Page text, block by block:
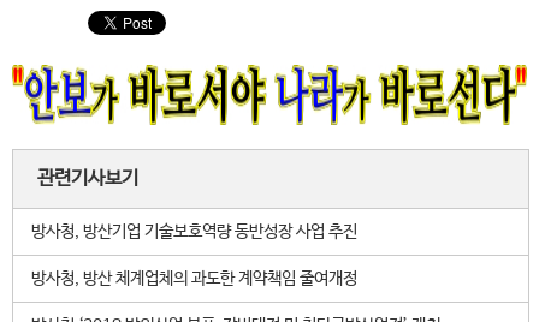
관련기사보기
방사청, 방산기업 기술보호역량 동반성장 사업 추진
방사청, 방산 체계업체의 과도한 계약책임 줄여개정